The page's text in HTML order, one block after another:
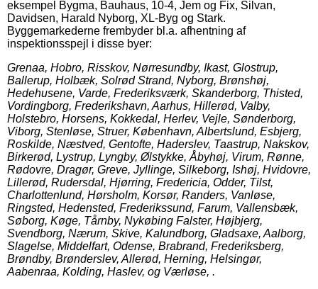
eksempel Bygma, Bauhaus, 10-4, Jem og Fix, Silvan,
Davidsen, Harald Nyborg, XL-Byg og Stark.
Byggemarkederne frembyder bl.a. afhentning af
inspektionsspejl i disse byer:
Grenaa, Hobro, Risskov, Nørresundby, Ikast, Glostrup,
Ballerup, Holbæk, Solrød Strand, Nyborg, Brønshøj,
Hedehusene, Varde, Frederiksværk, Skanderborg, Thisted,
Vordingborg, Frederikshavn, Aarhus, Hillerød, Valby,
Holstebro, Horsens, Kokkedal, Herlev, Vejle, Sønderborg,
Viborg, Stenløse, Struer, København, Albertslund, Esbjerg,
Roskilde, Næstved, Gentofte, Haderslev, Taastrup, Nakskov,
Birkerød, Lystrup, Lyngby, Ølstykke, Åbyhøj, Virum, Rønne,
Rødovre, Dragør, Greve, Jyllinge, Silkeborg, Ishøj, Hvidovre,
Lillerød, Rudersdal, Hjørring, Fredericia, Odder, Tilst,
Charlottenlund, Hørsholm, Korsør, Randers, Vanløse,
Ringsted, Hedensted, Frederikssund, Farum, Vallensbæk,
Søborg, Køge, Tårnby, Nykøbing Falster, Højbjerg,
Svendborg, Nærum, Skive, Kalundborg, Gladsaxe, Aalborg,
Slagelse, Middelfart, Odense, Brabrand, Frederiksberg,
Brøndby, Brønderslev, Allerød, Herning, Helsingør,
Aabenraa, Kolding, Haslev, og Værløse, .